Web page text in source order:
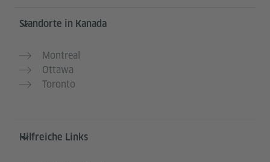
Service- und Informationsbereich
Standorte in Kanada
Montreal
Ottawa
Toronto
Hilfreiche Links